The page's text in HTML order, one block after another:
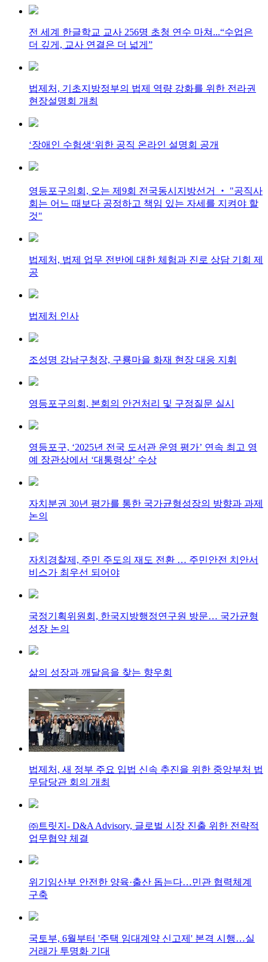
전 세계 한글학교 교사 256명 초청 연수 마쳐...“수업은
더 깊게, 교사 연결은 더 넓게”
법제처, 기초지방정부의 법제 역량 강화를 위한 전라권
현장설명회 개최
‘장애인 수험생‘위한 공직 온라인 설명회 공개
영등포구의회, 오는 제9회 전국동시지방선거 ‧ "공직사
회는 어느 때보다 공정하고 책임 있는 자세를 지켜야 할
것"
법제처, 법제 업무 전반에 대한 체험과 진로 상담 기회 제
공
법제처 인사
조성명 강남구청장, 구룡마을 화재 현장 대응 지휘
영등포구의회, 본회의 안건처리 및 구정질문 실시
영등포구, ‘2025년 전국 도서관 운영 평가’ 연속 최고 영
예 장관상에서 ‘대통령상’ 수상
자치분권 30년 평가를 통한 국가균형성장의 방향과 과제
논의
자치경찰제, 주민 주도의 재도 전환 … 주민안전 치안서
비스가 최우선 되어야
국정기획위원회, 한국지방행정연구원 방문… 국가균형
성장 논의
삶의 성장과 깨달음을 찾는 향우회
법제처, 새 정부 주요 입법 신속 추진을 위한 중앙부처 법
무담당관 회의 개최
㈜트릿지- D&A Advisory, 글로벌 시장 진출 위한 전략적
업무협약 체결
위기임산부 안전한 양육·출산 돕는다…민관 협력체계
구축
국토부, 6월부터 '주택 임대계약 신고제' 본격 시행…실
거래가 투명화 기대